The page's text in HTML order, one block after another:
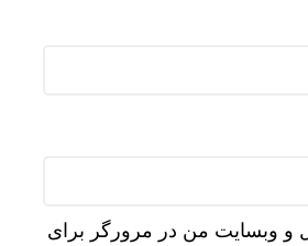
و وبسایت من در مرورگر برای